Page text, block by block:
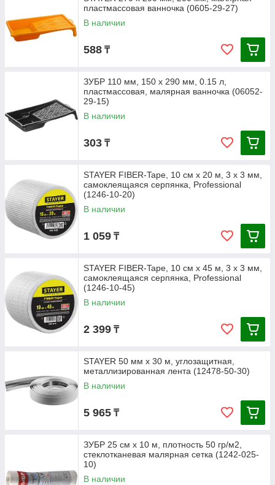
пластмассовая ванночка (0605-29-27)
В наличии
588 ₸
ЗУБР 110 мм, 150 х 290 мм, 0.15 л,
пластмассовая, малярная ванночка (06052-
29-15)
В наличии
303 ₸
STAYER FIBER-Tape, 10 см х 20 м, 3 х 3 мм,
самоклеящаяся серпянка, Professional
(1246-10-20)
В наличии
1 059 ₸
STAYER FIBER-Tape, 10 см х 45 м, 3 х 3 мм,
самоклеящаяся серпянка, Professional
(1246-10-45)
В наличии
2 399 ₸
STAYER 50 мм х 30 м, углозащитная,
металлизированная лента (12478-50-30)
В наличии
5 965 ₸
ЗУБР 25 см х 10 м, плотность 50 гр/м2,
стеклотканевая малярная сетка (1242-025-
10)
В наличии